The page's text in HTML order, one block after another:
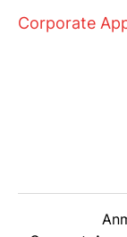
Corporate